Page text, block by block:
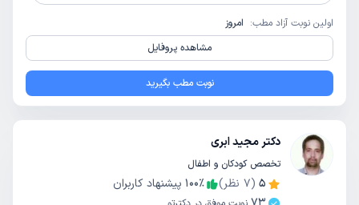
اولین نوبت آزاد مطب: امروز
مشاهده پروفایل
نوبت مطب بگیرید
دکتر مجید ابری
تخصص کودکان و اطفال
5
(
7 نظر) 100٪
پیشنهاد کاربران